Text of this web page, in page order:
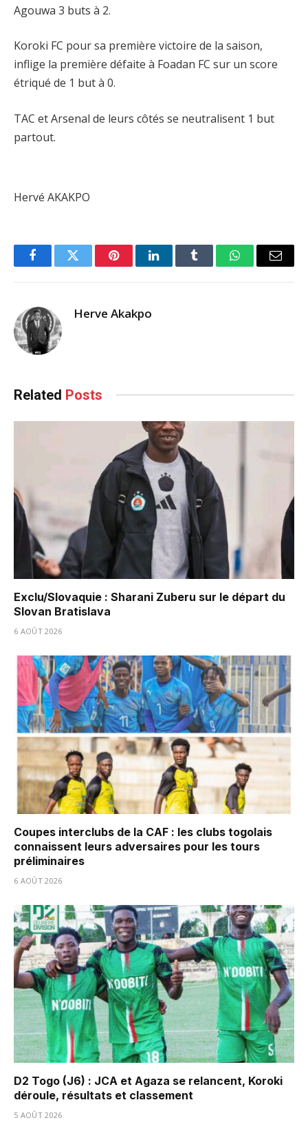
Agouwa 3 buts à 2.
Koroki FC pour sa première victoire de la saison,
inflige la première défaite à Foadan FC sur un score
étriqué de 1 but à 0.
TAC et Arsenal de leurs côtés se neutralisent 1 but
partout.
Hervé AKAKPO
FacebookTwitter PinterestLinkedInTumblr WhatsAppEmail
Herve Akakpo
Related Posts
Exclu/Slovaquie : Sharani Zuberu sur le départ du
Slovan Bratislava
6 AOÛT 2026
Coupes interclubs de la CAF : les clubs togolais
connaissent leurs adversaires pour les tours
préliminaires
6 AOÛT 2026
D2 Togo (J6) : JCA et Agaza se relancent, Koroki
déroule, résultats et classement
5 AOÛT 2026